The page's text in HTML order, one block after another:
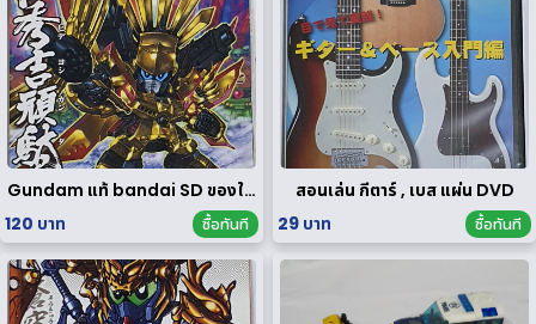
Gundam แท้ bandai SD ของใหม่
120 บาท
ซื้อทันที
สอนเล่น กีตาร์ , เบส แผ่น DVD
29 บาท
ซื้อทันที